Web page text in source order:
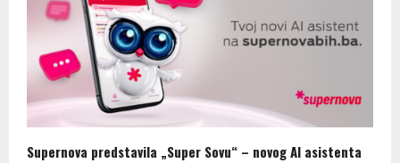
Supernova predstavila „Super Sovu“ – novog AI asistenta